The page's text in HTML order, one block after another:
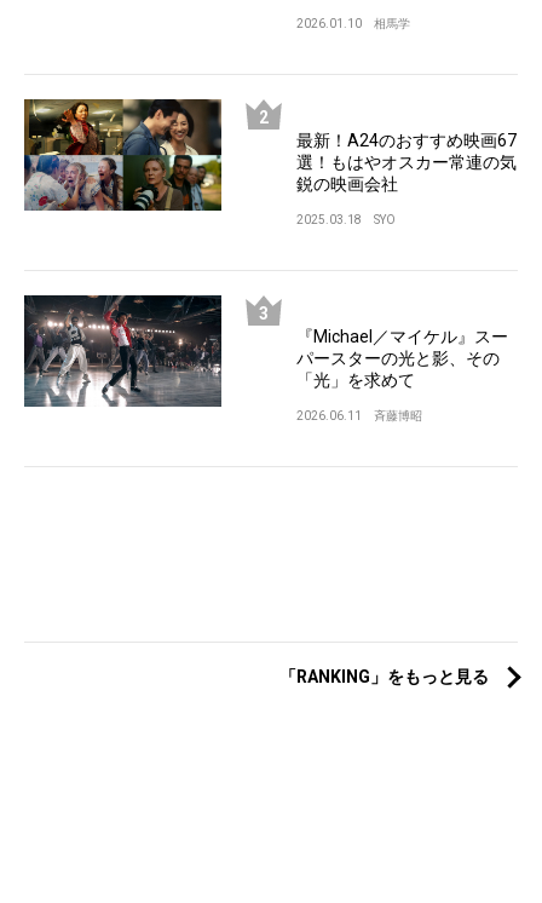
2026.01.10 相馬学
最新！A24のおすすめ映画67
選！もはやオスカー常連の気
鋭の映画会社
2025.03.18 SYO
『Michael／マイケル』スー
パースターの光と影、その
「光」を求めて
2026.06.11 斉藤博昭
「RANKING」をもっと見る